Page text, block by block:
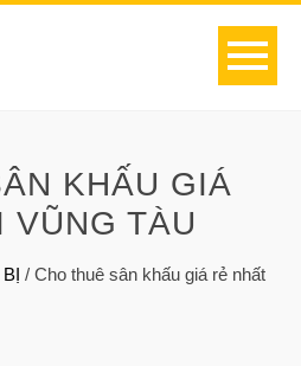
KHẤU GIÁ
VŨNG TÀU
/ Cho thuê sân khấu giá rẻ nhất